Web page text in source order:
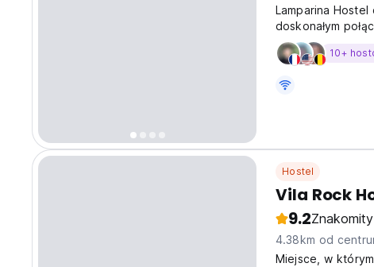
Lamparina
doskonałym
10+
Hostel
Vila Rock
9.2Znakomity
4.38km od
Miejsce, w